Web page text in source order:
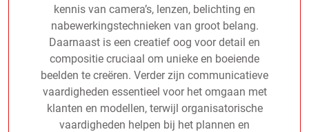
kennis van camera’s, lenzen, belichting en
nabewerkingstechnieken van groot belang.
Daarnaast is een creatief oog voor detail en
compositie cruciaal om unieke en boeiende
beelden te creëren. Verder zijn communicatieve
vaardigheden essentieel voor het omgaan met
klanten en modellen, terwijl organisatorische
vaardigheden helpen bij het plannen en